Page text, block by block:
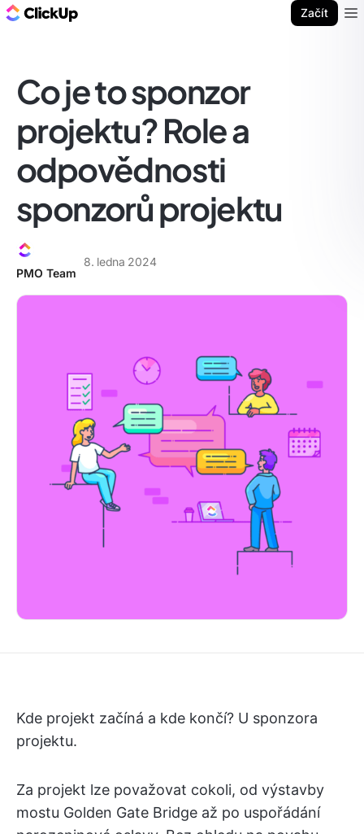
Začít
Co je to sponzor
projektu? Role a
odpovědnosti
sponzorů projektu
PMO Team
8. ledna 2024
Kde projekt začíná a kde končí? U sponzora
projektu.
Za projekt lze považovat cokoli, od výstavby
mostu Golden Gate Bridge až po uspořádání